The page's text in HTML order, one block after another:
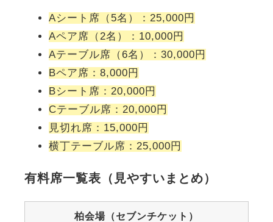
Aシート席（5名）：25,000円
Aペア席（2名）：10,000円
Aテーブル席（6名）：30,000円
Bペア席：8,000円
Bシート席：20,000円
Cテーブル席：20,000円
見切れ席：15,000円
横丁テーブル席：25,000円
有料席一覧表（見やすいまとめ）
柏会場（セブンチケット）